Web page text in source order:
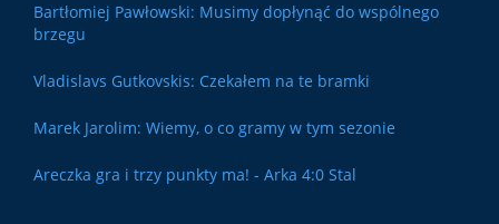
Bartłomiej Pawłowski: Musimy dopłynąć do wspólnego
brzegu
Vladislavs Gutkovskis: Czekałem na te bramki
Marek Jarolim: Wiemy, o co gramy w tym sezonie
Areczka gra i trzy punkty ma! - Arka 4:0 Stal